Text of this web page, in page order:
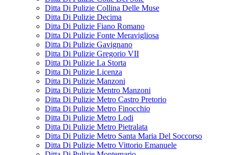
Ditta Di Pulizie Collina Delle Muse
Ditta Di Pulizie Decima
Ditta Di Pulizie Fiano Romano
Ditta Di Pulizie Fonte Meravigliosa
Ditta Di Pulizie Gavignano
Ditta Di Pulizie Gregorio VII
Ditta Di Pulizie La Storta
Ditta Di Pulizie Licenza
Ditta Di Pulizie Manzoni
Ditta Di Pulizie Mentro Manzoni
Ditta Di Pulizie Metro Castro Pretorio
Ditta Di Pulizie Metro Finocchio
Ditta Di Pulizie Metro Lodi
Ditta Di Pulizie Metro Pietralata
Ditta Di Pulizie Metro Santa Maria Del Soccorso
Ditta Di Pulizie Metro Vittorio Emanuele